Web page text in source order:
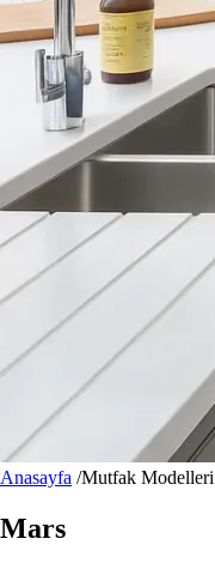
Anasayfa /Mutfak Modelleri
Mars